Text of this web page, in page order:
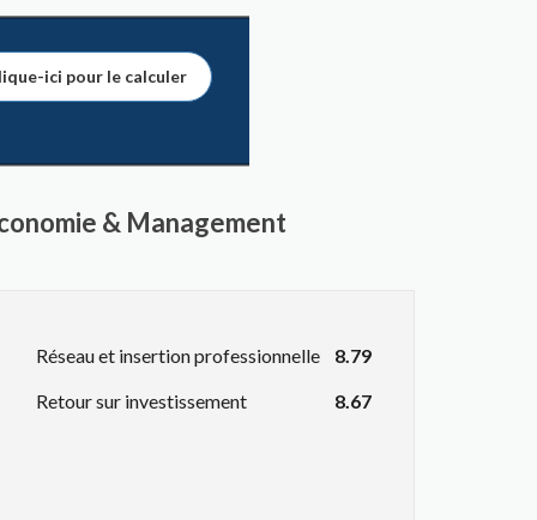
ici pour le calculer
& Management
Réseau et insertion professionnelle
8.79
Retour sur investissement
8.67